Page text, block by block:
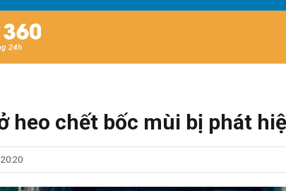
heo chết bốc mùi bị phát